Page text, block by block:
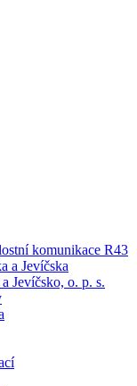
komunikace R43
a Jevíčska
Jevíčsko, o. p. s.